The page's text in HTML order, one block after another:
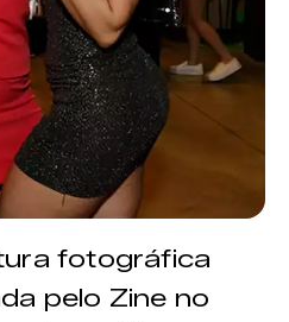
fotográfica
pelo Zine no